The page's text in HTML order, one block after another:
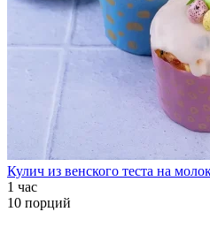
Кулич из венского теста на
1 час
10 порций